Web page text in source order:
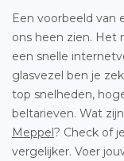
Een voorbeeld van
ons heen zien. Het
een snelle
glasvezel ben je
top snelheden,
beltarieven. Wat
Meppel? Check of
vergelijker. Voer